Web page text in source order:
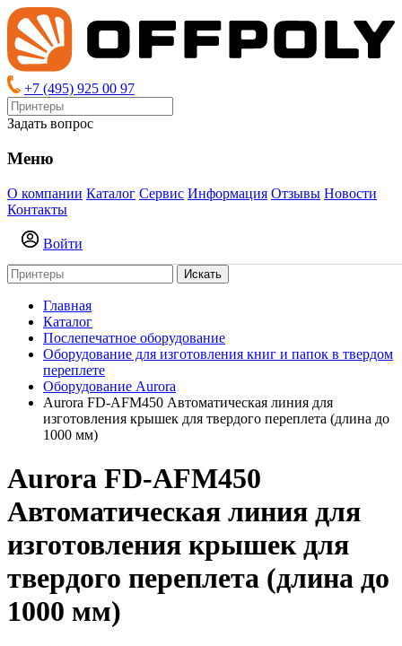
+7 (495) 925 00 97
Задать вопрос
Меню
О компании Каталог Сервис Информация Отзывы Новости
Контакты
Войти
Искать
Главная
Каталог
Послепечатное оборудование
Оборудование для изготовления книг и папок в твердом
переплете
Оборудование Aurora
Aurora FD-AFM450 Автоматическая линия для
изготовления крышек для твердого переплета (длина до
1000 мм)
Aurora FD-AFM450
Автоматическая линия для
изготовления крышек для
твердого переплета (длина до
1000 мм)